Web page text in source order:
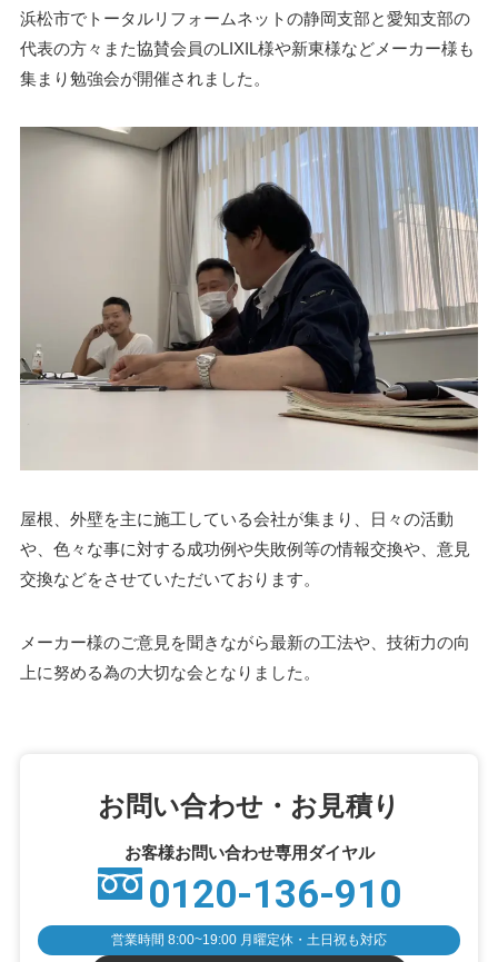
浜松市でトータルリフォームネットの静岡支部と愛知支部の
代表の方々また協賛会員のLIXIL様や新東様などメーカー様も
集まり勉強会が開催されました。
屋根、外壁を主に施工している会社が集まり、日々の活動
や、色々な事に対する成功例や失敗例等の情報交換や、意見
交換などをさせていただいております。
メーカー様のご意見を聞きながら最新の工法や、技術力の向
上に努める為の大切な会となりました。
お問い合わせ・お見積り
お客様お問い合わせ専用ダイヤル
0120-136-910
営業時間 8:00~19:00 月曜定休・土日祝も対応